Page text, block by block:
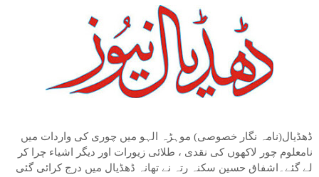
ڈھڈیال(نامہ نگار خصوصی) موہڑہ الہو میں چوری کی واردات میں
نامعلوم چور لاکھوں کی نقدی ، طلائی زیورات اور دیگر اشیاء چرا کر
لے گئے۔اشفاق حسین سکنہ رتہ نے تھانہ ڈھڈیال میں درج کرائی گئی